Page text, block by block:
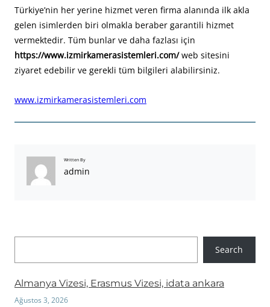
Türkiye’nin her yerine hizmet veren firma alanında ilk akla
gelen isimlerden biri olmakla beraber garantili hizmet
vermektedir. Tüm bunlar ve daha fazlası için
https://www.izmirkamerasistemleri.com/web sitesini
ziyaret edebilir ve gerekli tüm bilgileri alabilirsiniz.
www.izmirkamerasistemleri.com
Written By
admin
Search
Almanya Vizesi, Erasmus Vizesi, idata ankara
Ağustos 3, 2026